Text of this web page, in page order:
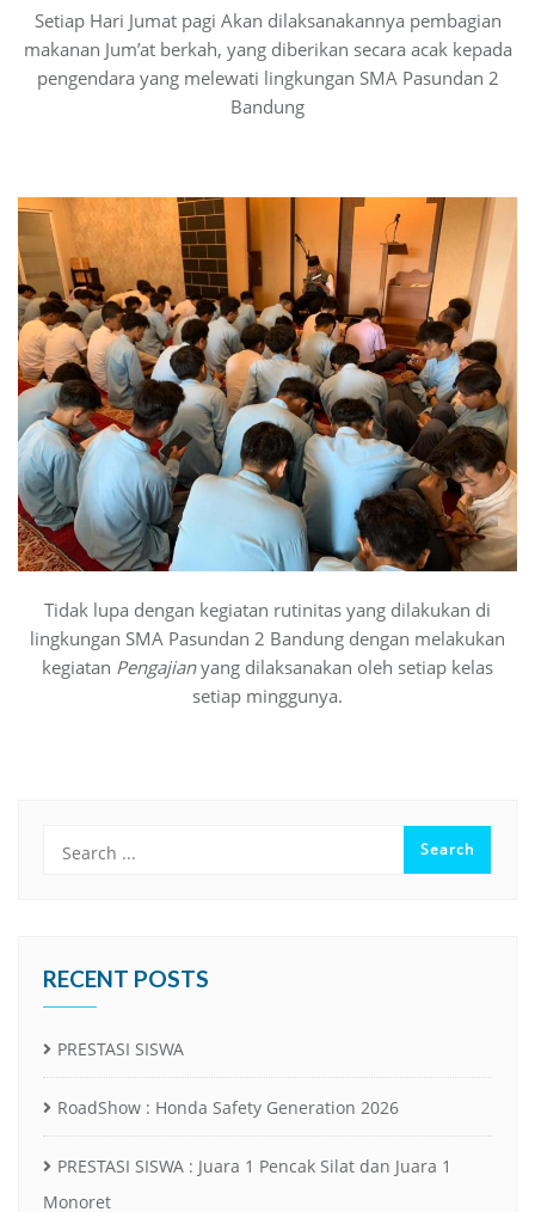
Setiap Hari Jumat pagi Akan dilaksanakannya pembagian
makanan Jum’at berkah, yang diberikan secara acak kepada
pengendara yang melewati lingkungan SMA Pasundan 2
Bandung
Tidak lupa dengan kegiatan rutinitas yang dilakukan di
lingkungan SMA Pasundan 2 Bandung dengan melakukan
kegiatan Pengajianyang dilaksanakan oleh setiap kelas
setiap minggunya.
RECENT POSTS
PRESTASI SISWA
RoadShow : Honda Safety Generation 2026
PRESTASI SISWA : Juara 1 Pencak Silat dan Juara 1
Monoret